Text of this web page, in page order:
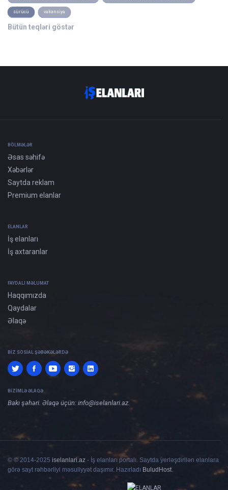
sürücü vakansiya
Bütün teqləri göstər
BÖLMƏLƏR
Əsas səhifə
Xəbərlər
Saytda reklam
Premium elanlar
ELANLAR
İş elanları
İş axtaranlar
FAYDALI MƏLUMAT
Haqqımızda
Qaydalar
Əlaqə
BIZ SOSIAL ŞƏBƏKƏLƏRDƏ
BIZIMLƏ ƏLAQƏ
Bakı şəhəri. Əlaqə üçün: info@iselanlari.az.
© © 2014-2025 iselanlari.az - İş elanları portalı. Saytda yerləşdirilən elanlara
görə sayt rəhbərliyi məsuliyyət daşımır. Hazırladı BuludHost.